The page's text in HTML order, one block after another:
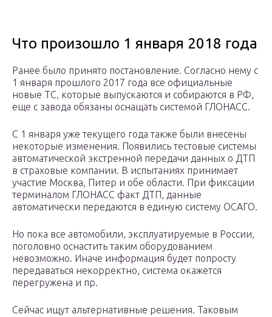
Что произошло 1 января 2018 года
Ранее было принято постановление. Согласно нему с
1 января прошлого 2017 года все официальные
новые ТС, которые выпускаются и собираются в РФ,
еще с завода обязаны оснащать системой ГЛОНАСС.
С 1 января уже текущего года также были внесены
некоторые изменения. Появились тестовые системы
автоматической экстренной передачи данных о ДТП
в страховые компании. В испытаниях принимает
участие Москва, Питер и обе области. При фиксации
терминалом ГЛОНАСС факт ДТП, данные
автоматически передаются в единую систему ОСАГО.
Но пока все автомобили, эксплуатируемые в России,
поголовно оснастить таким оборудованием
невозможно. Иначе информация будет попросту
передаваться некорректно, система окажется
перегружена и пр.
Сейчас ищут альтернативные решения. Таковым